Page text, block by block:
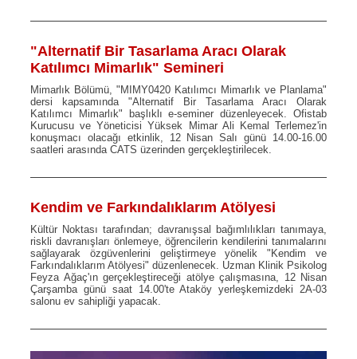
"Alternatif Bir Tasarlama Aracı Olarak
Katılımcı Mimarlık" Semineri
Mimarlık Bölümü, "MIMY0420 Katılımcı Mimarlık ve Planlama"
dersi kapsamında "Alternatif Bir Tasarlama Aracı Olarak
Katılımcı Mimarlık" başlıklı e-seminer düzenleyecek. Ofistab
Kurucusu ve Yöneticisi Yüksek Mimar Ali Kemal Terlemez'in
konuşmacı olacağı etkinlik, 12 Nisan Salı günü 14.00-16.00
saatleri arasında CATS üzerinden gerçekleştirilecek.
Kendim ve Farkındalıklarım Atölyesi
Kültür Noktası tarafından; davranışsal bağımlılıkları tanımaya,
riskli davranışları önlemeye, öğrencilerin kendilerini tanımalarını
sağlayarak özgüvenlerini geliştirmeye yönelik "Kendim ve
Farkındalıklarım Atölyesi" düzenlenecek. Uzman Klinik Psikolog
Feyza Ağaç'ın gerçekleştireceği atölye çalışmasına, 12 Nisan
Çarşamba günü saat 14.00'te Ataköy yerleşkemizdeki 2A-03
salonu ev sahipliği yapacak.